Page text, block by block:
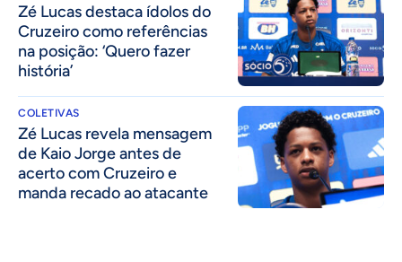
Zé Lucas destaca ídolos do
Cruzeiro como referências
na posição: ‘Quero fazer
história’
COLETIVAS
Zé Lucas revela mensagem
de Kaio Jorge antes de
acerto com Cruzeiro e
manda recado ao atacante